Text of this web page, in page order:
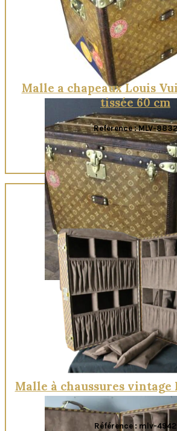
Quick View
Malle a chapeaux Louis
tissée 60 cm
Reference : MLV-8832
Malle à chaussures
Référence : mlv-4942